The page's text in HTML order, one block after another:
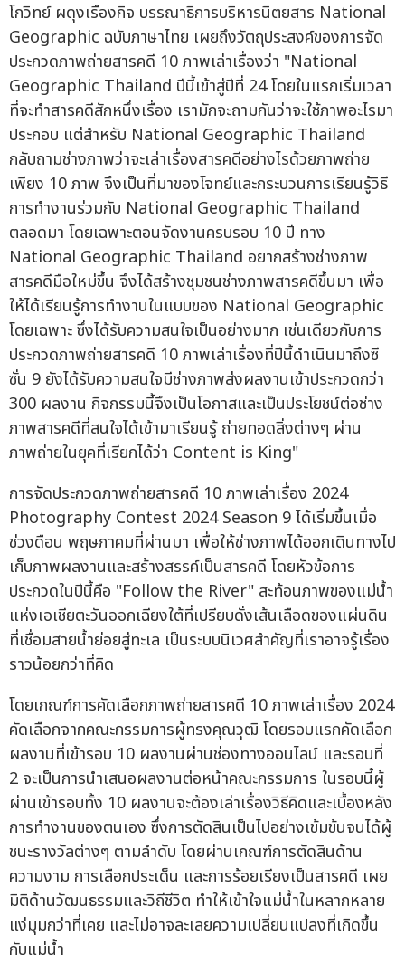
โกวิทย์ ผดุงเรืองกิจ บรรณาธิการบริหารนิตยสาร National
Geographic ฉบับภาษาไทย เผยถึงวัตถุประสงค์ของการจัด
ประกวดภาพถ่ายสารคดี 10 ภาพเล่าเรื่องว่า "National
Geographic Thailand ปีนี้เข้าสู่ปีที่ 24 โดยในแรกเริ่มเวลา
ที่จะทำสารคดีสักหนึ่งเรื่อง เรามักจะถามกันว่าจะใช้ภาพอะไรมา
ประกอบ แต่สำหรับ National Geographic Thailand
กลับถามช่างภาพว่าจะเล่าเรื่องสารคดีอย่างไรด้วยภาพถ่าย
เพียง 10 ภาพ จึงเป็นที่มาของโจทย์และกระบวนการเรียนรู้วิธี
การทำงานร่วมกับ National Geographic Thailand
ตลอดมา โดยเฉพาะตอนจัดงานครบรอบ 10 ปี ทาง
National Geographic Thailand อยากสร้างช่างภาพ
สารคดีมือใหม่ขึ้น จึงได้สร้างชุมชนช่างภาพสารคดีขึ้นมา เพื่อ
ให้ได้เรียนรู้การทำงานในแบบของ National Geographic
โดยเฉพาะ ซึ่งได้รับความสนใจเป็นอย่างมาก เช่นเดียวกับการ
ประกวดภาพถ่ายสารคดี 10 ภาพเล่าเรื่องที่ปีนี้ดำเนินมาถึงซี
ซั่น 9 ยังได้รับความสนใจมีช่างภาพส่งผลงานเข้าประกวดกว่า
300 ผลงาน กิจกรรมนี้จึงเป็นโอกาสและเป็นประโยชน์ต่อช่าง
ภาพสารคดีที่สนใจได้เข้ามาเรียนรู้ ถ่ายทอดสิ่งต่างๆ ผ่าน
ภาพถ่ายในยุคที่เรียกได้ว่า Content is King"
การจัดประกวดภาพถ่ายสารคดี 10 ภาพเล่าเรื่อง 2024
Photography Contest 2024 Season 9 ได้เริ่มขึ้นเมื่อ
ช่วงดือน พฤษภาคมที่ผ่านมา เพื่อให้ช่างภาพได้ออกเดินทางไป
เก็บภาพผลงานและสร้างสรรค์เป็นสารคดี โดยหัวข้อการ
ประกวดในปีนี้คือ "Follow the River" สะท้อนภาพของแม่น้ำ
แห่งเอเชียตะวันออกเฉียงใต้ที่เปรียบดั่งเส้นเลือดของแผ่นดิน
ที่เชื่อมสายน้ำย่อยสู่ทะเล เป็นระบบนิเวศสำคัญที่เราอาจรู้เรื่อง
ราวน้อยกว่าที่คิด
โดยเกณฑ์การคัดเลือกภาพถ่ายสารคดี 10 ภาพเล่าเรื่อง 2024
คัดเลือกจากคณะกรรมการผู้ทรงคุณวุฒิ โดยรอบแรกคัดเลือก
ผลงานที่เข้ารอบ 10 ผลงานผ่านช่องทางออนไลน์ และรอบที่
2 จะเป็นการนำเสนอผลงานต่อหน้าคณะกรรมการ ในรอบนี้ผู้
ผ่านเข้ารอบทั้ง 10 ผลงานจะต้องเล่าเรื่องวิธีคิดและเบื้องหลัง
การทำงานของตนเอง ซึ่งการตัดสินเป็นไปอย่างเข้มข้นจนได้ผู้
ชนะรางวัลต่างๆ ตามลำดับ โดยผ่านเกณฑ์การตัดสินด้าน
ความงาม การเลือกประเด็น และการร้อยเรียงเป็นสารคดี เผย
มิติด้านวัฒนธรรมและวิถีชีวิต ทำให้เข้าใจแม่น้ำในหลากหลาย
แง่มุมกว่าที่เคย และไม่อาจละเลยความเปลี่ยนแปลงที่เกิดขึ้น
กับแม่น้ำ